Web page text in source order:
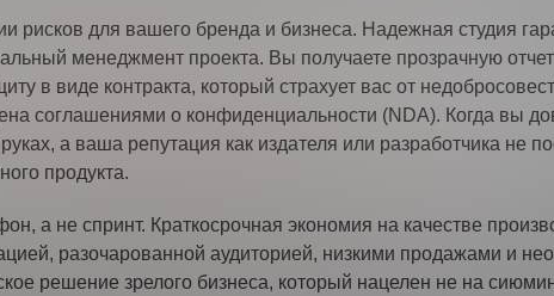
для вашего бренда и бизнеса. Надежная студия
менеджмент проекта. Вы получаете прозрачную
в виде контракта, который страхует вас от
соглашениями о конфиденциальности (NDA). Когда вы
а ваша репутация как издателя или разработчика не
продукта.
а не спринт. Краткосрочная экономия на качестве
разочарованной аудиторией, низкими продажами и
решение зрелого бизнеса, который нацелен не на